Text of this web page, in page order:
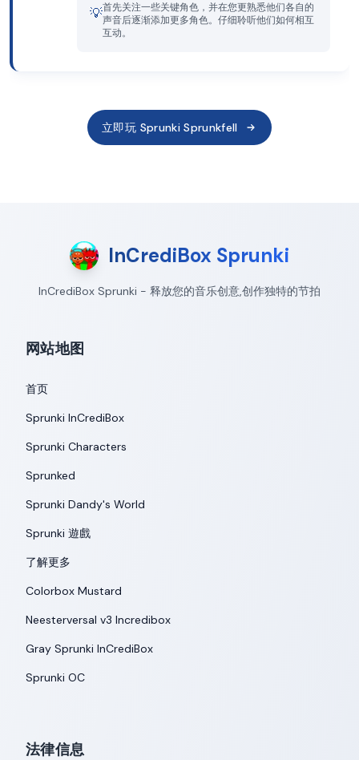
💡首先关注一些关键角色，并在您更熟悉他们各自的
声音后逐渐添加更多角色。仔细聆听他们如何相互
互动。
立即玩 Sprunki Sprunkfell
InCrediBox Sprunki
InCrediBox Sprunki - 释放您的音乐创意,创作独特的节拍
网站地图
首页
Sprunki InCrediBox
Sprunki Characters
Sprunked
Sprunki Dandy's World
Sprunki 遊戲
了解更多
Colorbox Mustard
Neesterversal v3 Incredibox
Gray Sprunki InCrediBox
Sprunki OC
法律信息